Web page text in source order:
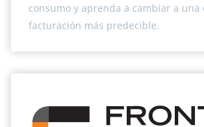
consumo y aprenda a cambiar a
facturación más predecible.